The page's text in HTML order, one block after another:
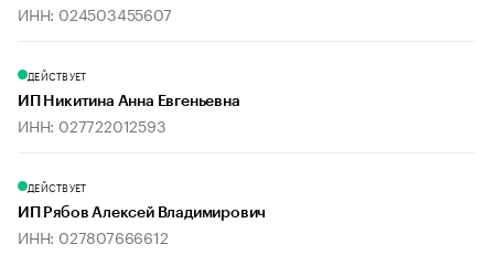
ИНН: 024503455607
ДЕЙСТВУЕТ
ИП Никитина Анна Евгеньевна
ИНН: 027722012593
ДЕЙСТВУЕТ
ИП Рябов Алексей Владимирович
ИНН: 027807666612